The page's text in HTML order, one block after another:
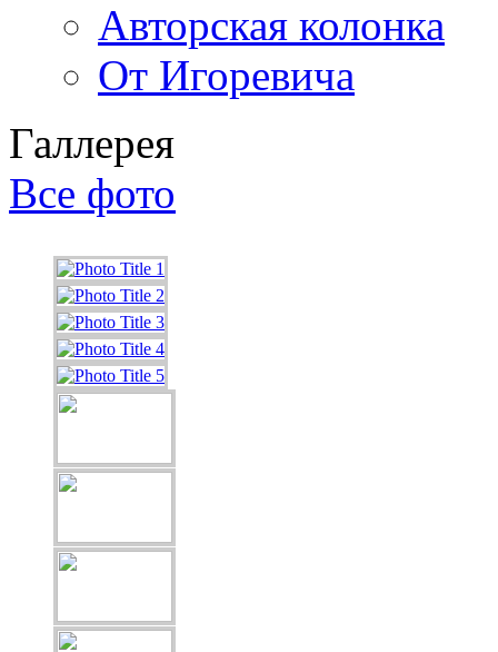
Авторская колонка
От Игоревича
Галлерея
Все фото